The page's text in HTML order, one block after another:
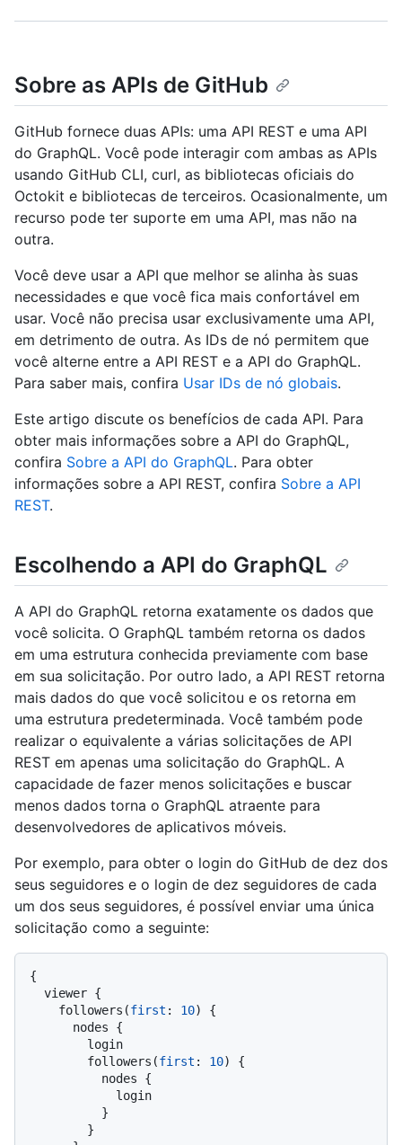
Sobre as APIs de GitHub
GitHub fornece duas APIs: uma API REST e uma API
do GraphQL. Você pode interagir com ambas as APIs
usando GitHub CLI, curl, as bibliotecas oficiais do
Octokit e bibliotecas de terceiros. Ocasionalmente, um
recurso pode ter suporte em uma API, mas não na
outra.
Você deve usar a API que melhor se alinha às suas
necessidades e que você fica mais confortável em
usar. Você não precisa usar exclusivamente uma API,
em detrimento de outra. As IDs de nó permitem que
você alterne entre a API REST e a API do GraphQL.
Para saber mais, confira Usar IDs de nó globais.
Este artigo discute os benefícios de cada API. Para
obter mais informações sobre a API do GraphQL,
confira Sobre a API do GraphQL. Para obter
informações sobre a API REST, confira Sobre a API
REST.
Escolhendo a API do GraphQL
A API do GraphQL retorna exatamente os dados que
você solicita. O GraphQL também retorna os dados
em uma estrutura conhecida previamente com base
em sua solicitação. Por outro lado, a API REST retorna
mais dados do que você solicitou e os retorna em
uma estrutura predeterminada. Você também pode
realizar o equivalente a várias solicitações de API
REST em apenas uma solicitação do GraphQL. A
capacidade de fazer menos solicitações e buscar
menos dados torna o GraphQL atraente para
desenvolvedores de aplicativos móveis.
Por exemplo, para obter o login do GitHub de dez dos
seus seguidores e o login de dez seguidores de cada
um dos seus seguidores, é possível enviar uma única
solicitação como a seguinte:
{
  viewer
{
    followers
(first : 10)
{
      nodes
{
        followers
(first : 10)
{
          nodes
{
}
}